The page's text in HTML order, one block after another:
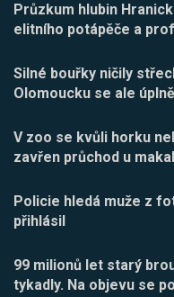
Průzkum hlubin
elitního potápěče a
Silné bouřky ničily
Olomoucku se ale
V zoo se kvůli horku
zavřen průchod u
Policie hledá muže z
přihlásil
99 milionů let starý
tykadly. Na objevu se